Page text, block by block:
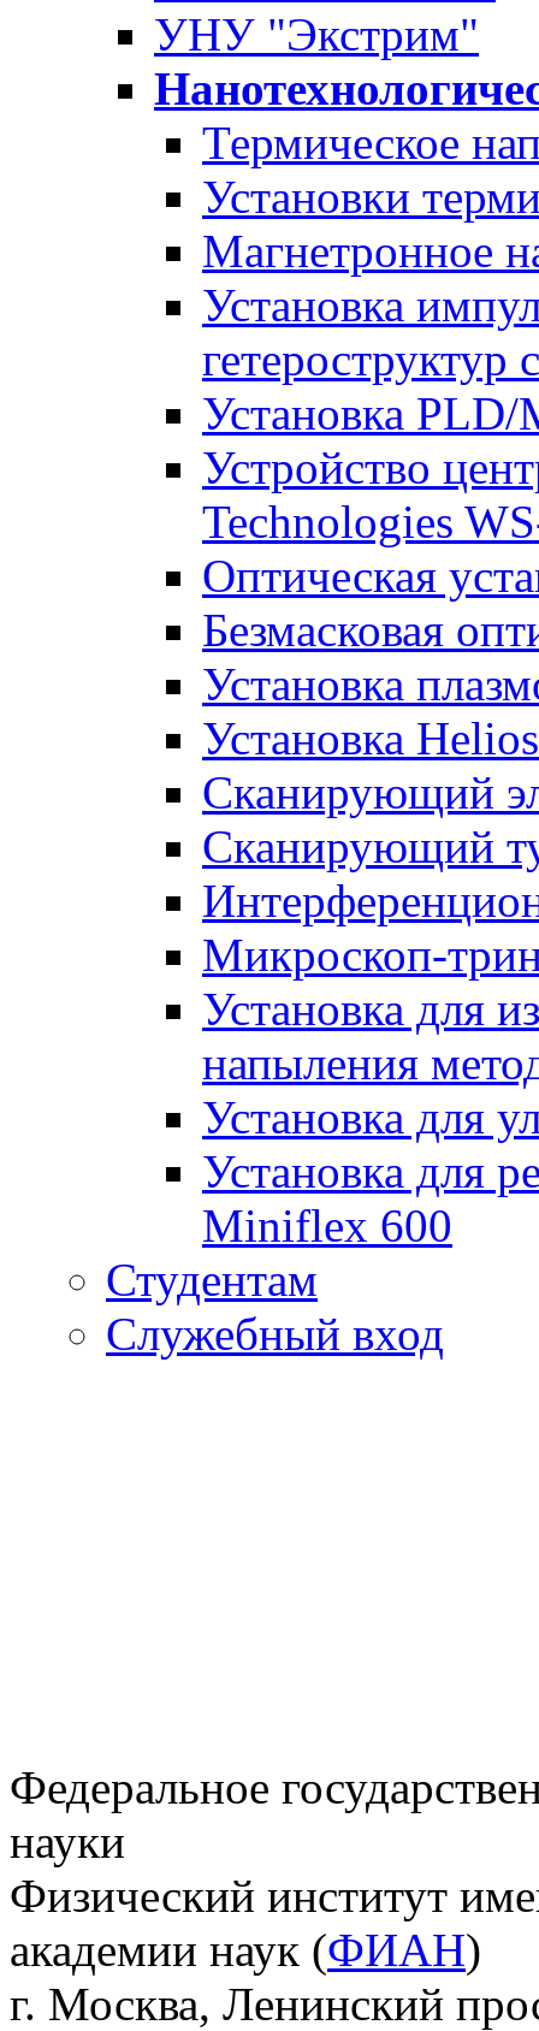
УНУ "Экстрим"
Термическое
Установки
Магнетронное
Установка
Установка
Устройство
Technologies
Оптическая
Безмасковая
Установка
Установка
Сканирующий
Сканирующий
Микроскоп-
Установка для
напыления
Установка для
Установка для
Miniflex 600
Студентам
Служебный вход
Федеральное
науки
Физический институт
академии наук (ФИАН)
г. Москва, Ленинский